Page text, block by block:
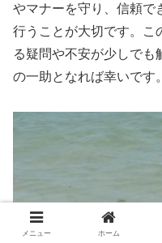
やマナーを守り、信頼で
行うことが大切です。こ
る疑問や不安が少しでも
の一助となれば幸いです。
メニュー ホーム